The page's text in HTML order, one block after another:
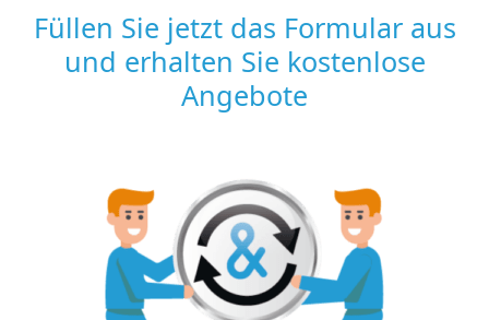
Füllen Sie jetzt das Formular aus
und erhalten Sie kostenlose
Angebote